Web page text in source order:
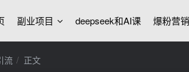
副业项目 deepseek和AI课 爆粉营销
流 正文